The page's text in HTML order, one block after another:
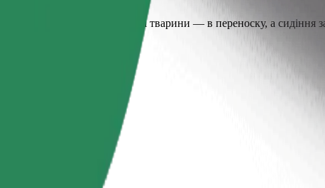
бути в наморднику, дрібні тварини — в переноску, а сидіння